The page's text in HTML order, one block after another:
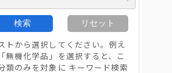
検索 リセット
トから選択してください。例え
無機化学品」を選択すると、こ
類のみを対象に キーワード検索